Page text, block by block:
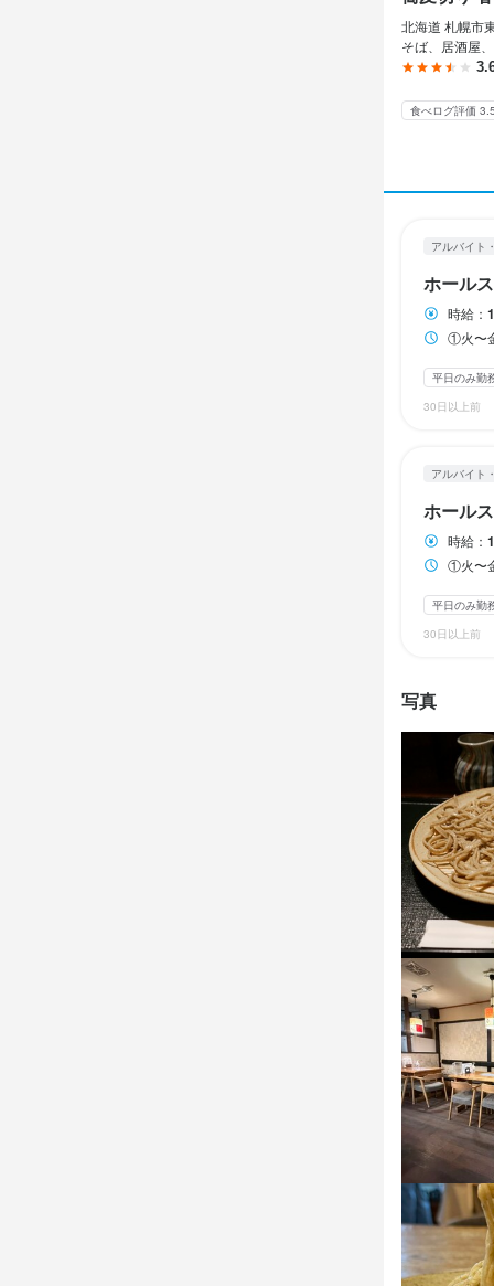
北海道 札幌市
そば、居酒屋
食べログ評価
アルバイト
ホール
時給：
①火〜金曜日
平日のみ勤
30日以上前
アルバイト
ホール
時給：
①火〜金曜日
平日のみ勤
30日以上前
写真
ホール
ホール
昇給あり 給
勤務時
①火〜金曜
②土曜日
シフト制
休日・
日月曜日定
日曜定休 月8
待遇
契約期間の
研
特徴
未経験者歓迎
仕事内
【ホールス
ご案内、オ
仕事内容で
この仕
【成果に応
毎日モチベ
徒歩圏内に
ホール
ホール
昇給あり 給
勤務時
①火〜金曜
②土曜日
シフト制
休日・
日月曜日定
日曜定休 月8
待遇
契約期間の
研
特徴
未経験者歓迎
仕事内
【ホールス
ご案内、オ
仕事内容で
この仕
【成果に応
毎日モチベ
徒歩圏内に